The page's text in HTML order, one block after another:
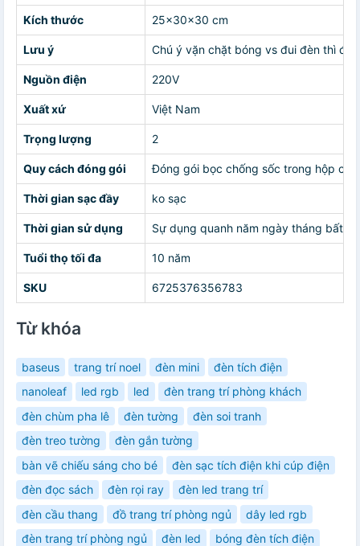
Kích thước 25x30x30 cm
Lưu ý Chú ý vặn chặt bóng vs đui đèn thì
Nguồn điện 220V
Xuất xứ Việt Nam
Trọng lượng 2
Quy cách đóng gói Đóng gói bọc chống sốc trong hộp
Thời gian sạc đầy ko sạc
Thời gian sử dụng Sự dụng quanh năm ngày tháng bất
Tuổi thọ tối đa 10 năm
SKU 6725376356783
Từ khóa
baseus trang trí noel đèn mini
đèn tích điện
nanoleaf
led rgb led
đèn trang trí phòng khách
đèn chùm pha lê
đèn tường
đèn soi tranh
đèn treo tường
đèn gắn tường
bàn vẽ chiếu sáng cho bé
đèn sạc tích điện khi cúp điện
đèn đọc sách
đèn rọi ray
đèn led trang trí
đèn cầu thang
đồ trang trí phòng ngủ
dây led rgb
đèn trang trí phòng ngủ
đèn led
bóng đèn tích điện